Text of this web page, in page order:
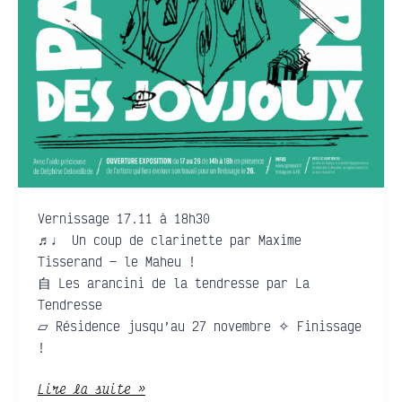
Vernissage 17.11 à 18h30
♬♩ Un coup de clarinette par Maxime
Tisserand — le Maheu !
自 Les arancini de la tendresse par La
Tendresse
⏥ Résidence jusqu’au 27 novembre ✧ Finissage
!
Lire la suite »